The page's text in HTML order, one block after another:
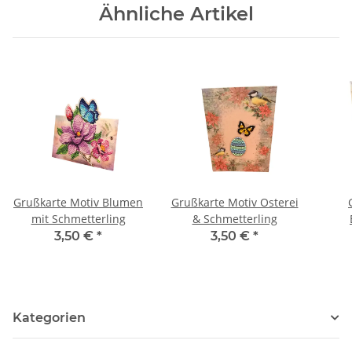
Ähnliche Artikel
Grußkarte Motiv Blumen
mit Schmetterling
3,50 € *
Grußkarte Motiv Osterei
& Schmetterling
3,50 € *
Kategorien